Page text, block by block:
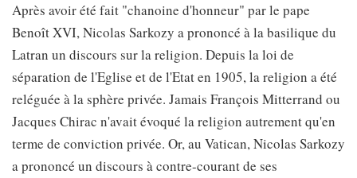
Après avoir été fait "chanoine d'honneur" par le pape
Benoît XVI, Nicolas Sarkozy a prononcé à la basilique du
Latran un discours sur la religion. Depuis la loi de
séparation de l'Eglise et de l'Etat en 1905, la religion a été
reléguée à la sphère privée. Jamais François Mitterrand ou
Jacques Chirac n'avait évoqué la religion autrement qu'en
terme de conviction privée. Or, au Vatican, Nicolas Sarkozy
a prononcé un discours à contre-courant de ses